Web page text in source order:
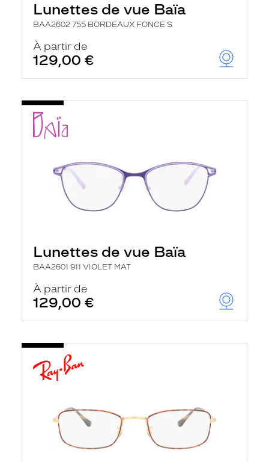
Lunettes de vue Baïa
BAA2602 755 BORDEAUX FONCE S
À partir de
129,00 €
Lunettes de vue Baïa
BAA2601 911 VIOLET MAT
À partir de
129,00 €